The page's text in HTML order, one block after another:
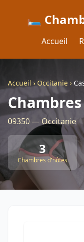
🛏️
Accueil
Accueil › Occitanie ›
09350 — Occitanie
3
Chambres d'hôtes